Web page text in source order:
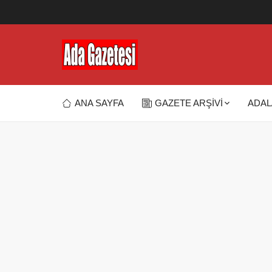
ANA SAYFA GAZETE ARŞİVİ